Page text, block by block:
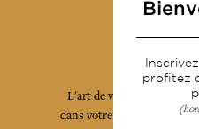
L'art de vivre JAMINI
dans votre boîte mail.
profitez